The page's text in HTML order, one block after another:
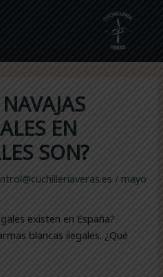
EN
SON?
/mayo
existen en España?
blancas ilegales. ¿Qué